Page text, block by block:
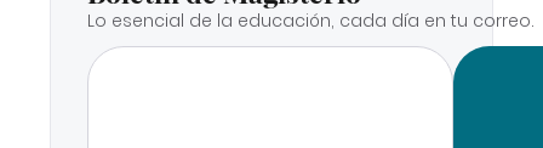
Lo esencial de la educación, cada día en tu correo.